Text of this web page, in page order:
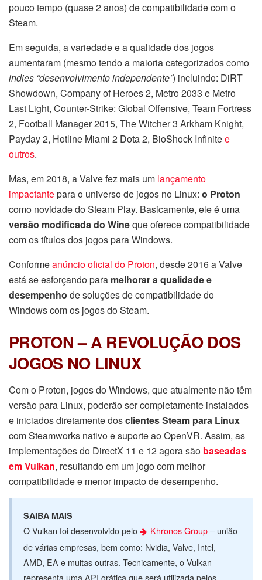
pouco tempo (quase 2 anos) de compatibilidade com o
Steam.
Em seguida, a variedade e a qualidade dos jogos
aumentaram (mesmo tendo a maioria categorizados como
indies “desenvolvimento independente”) incluindo: DiRT
Showdown, Company of Heroes 2, Metro 2033 e Metro
Last Light, Counter-Strike: Global Offensive, Team Fortress
2, Football Manager 2015, The Witcher 3 Arkham Knight,
Payday 2, Hotline Miami 2 Dota 2, BioShock Infinitee
outros.
Mas, em 2018, a Valve fez mais um lançamento
impactantepara o universo de jogos no Linux: o Proton
como novidade do Steam Play. Basicamente, ele é uma
versão modificada do Wineque oferece compatibilidade
com os títulos dos jogos para Windows.
Conformeanúncio oficial do Proton, desde 2016 a Valve
está se esforçando para melhorar a qualidade e
desempenho de soluções de compatibilidade do
Windows com os jogos do Steam.
PROTON – A REVOLUÇÃO DOS
JOGOS NO LINUX
Com o Proton, jogos do Windows, que atualmente não têm
versão para Linux, poderão ser completamente instalados
e iniciados diretamente dosclientes Steam para Linux
com Steamworks nativo e suporte ao OpenVR. Assim, as
implementações do DirectX 11 e 12 agora são baseadas
em Vulkan, resultando em um jogo com melhor
compatibilidade e menor impacto de desempenho.
SAIBA MAIS
O Vulkan foi desenvolvido pelo Khronos Group– união
de várias empresas, bem como: Nvidia, Valve, Intel,
AMD, EA e muitas outras. Tecnicamente, o Vulkan
representa uma API gráfica que será utilizada pelos